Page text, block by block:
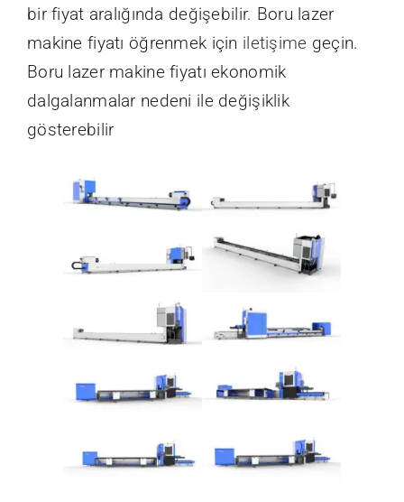
bir fiyat aralığında değişebilir. Boru lazer
makine fiyatı öğrenmek için iletişime geçin.
Boru lazer makine fiyatı ekonomik
dalgalanmalar nedeni ile değişiklik
gösterebilir